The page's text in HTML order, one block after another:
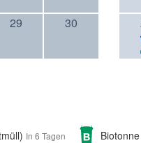
29 30
In 6 Tagen Biotonne